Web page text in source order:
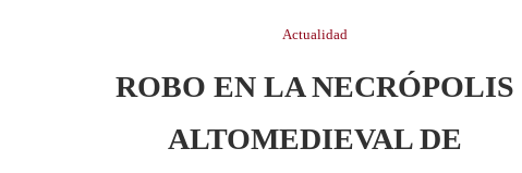
Actualidad
ROBO EN LA NECRÓPOLIS
ALTOMEDIEVAL DE